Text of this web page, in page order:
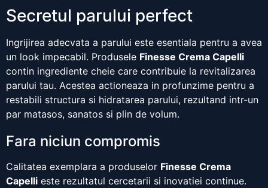
Secretul parului perfect
Ingrijirea adecvata a parului este esentiala pentru a avea
un look impecabil. Produsele Finesse Crema Capelli
contin ingrediente cheie care contribuie la revitalizarea
parului tau. Acestea actioneaza in profunzime pentru a
restabili structura si hidratarea parului, rezultand intr-un
par matasos, sanatos si plin de volum.
Fara niciun compromis
Calitatea exemplara a produselor Finesse Crema
Capelli este rezultatul cercetarii si inovatiei continue.